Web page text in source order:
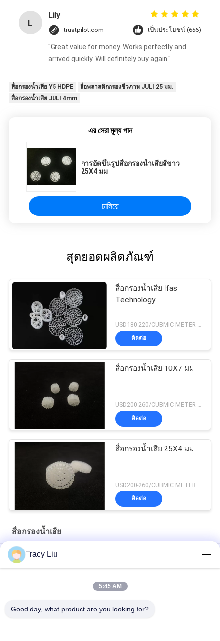
fantastic once you dial in the IPD correctly. The
manual adjustment is smooth, and finding that
sweet spot makes all the difference. No more
eye strain during long sessions. Highly
recommend taking the time to set it up
once you dial in the IPD correctly. The manual
adjustment is smooth, and finding that sweet
taking the time to set it up properly!""The Pico
IPD correctly. The manual adjustment is
smooth, and finding that sweet spot makes all
the difference. No more eye strain during long
L
Lily
trustpilot.com เป็นประโยชน์ (666)
"Great value for money. Works perfectly and
arrived quickly. Will definitely buy again."
สื่อกรองน้ำเสีย Y5 HDPE
สื่อพลาสติกกรองชีวภาพ JULI 25 มม.
สื่อกรองน้ำเสีย JULI 4mm
এর সেরা মূল্য পান
การอัดขึ้นรูปสื่อกรองน้ำเสียสีขาว
25X4 มม
চালিয়ে
สุดยอดผลิตภัณฑ์
สื่อกรองน้ำเสีย Ifas
Technology
USD180-220/CUBMIC METER MOQ:1CubmicMeter
ติดต่อ
สื่อกรองน้ำเสีย 10X7 มม
ติดต่อ
สื่อกรองน้ำเสีย 25X4 มม
ติดต่อ
สื่อกรองน้ำเสีย
HDPE 19 ห้อง MBBR สื่อกรองน้ำเสีย 25X10 มม
น้ำ
Tracy Liu
5:45 AM
Good day, what product are you looking for?